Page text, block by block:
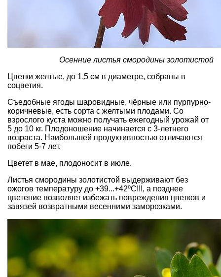
Осенние листья смородины золотистой
Цветки желтые, до 1,5 см в диаметре, собраны в
соцветия.
Съедобные ягоды шаровидные, чёрные или пурпурно-
коричневые, есть сорта с желтыми плодами. Со
взрослого куста можно получать ежегодный урожай от
5 до 10 кг. Плодоношение начинается с 3-летнего
возраста. Наибольшей продуктивностью отличаются
побеги 5-7 лет.
Цветет в мае, плодоносит в июле.
Листья смородины золотистой выдерживают без
ожогов температуру до +39...+42ºС!!!, а позднее
цветение позволяет избежать повреждения цветков и
завязей возвратными весенними заморозками.